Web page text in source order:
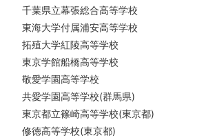
千葉県立幕張総合高等学校
東海大学付属浦安高等学校
拓殖大学紅陵高等学校
東京学館船橋高等学校
敬愛学園高等学校
共愛学園高等学校(群馬県)
東京都立篠崎高等学校(東京都)
修徳高等学校(東京都)